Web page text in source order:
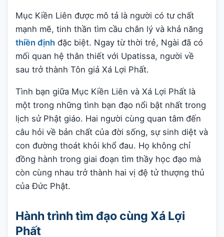
Mục Kiền Liên được mô tả là người có tư chất
mạnh mẽ, tinh thần tìm cầu chân lý và khả năng
thiền định đặc biệt. Ngay từ thời trẻ, Ngài đã có
mối quan hệ thân thiết với Upatissa, người về
sau trở thành Tôn giả Xá Lợi Phất.
Tình bạn giữa Mục Kiền Liên và Xá Lợi Phất là
một trong những tình bạn đạo nổi bật nhất trong
lịch sử Phật giáo. Hai người cùng quan tâm đến
câu hỏi về bản chất của đời sống, sự sinh diệt và
con đường thoát khỏi khổ đau. Họ không chỉ
đồng hành trong giai đoạn tìm thầy học đạo mà
còn cùng nhau trở thành hai vị đệ tử thượng thủ
của Đức Phật.
Hành trình tìm đạo cùng Xá Lợi
Phất